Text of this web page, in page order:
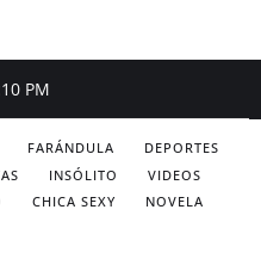
PM
FARÁNDULA
DEPORTES
INSÓLITO
VIDEOS
CHICA SEXY NOVELA